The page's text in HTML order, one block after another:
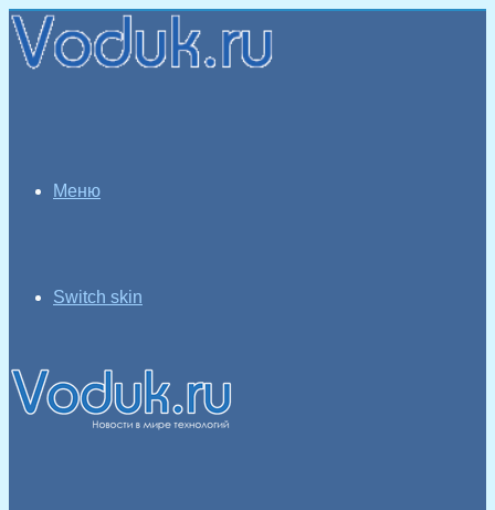
Меню
Switch skin